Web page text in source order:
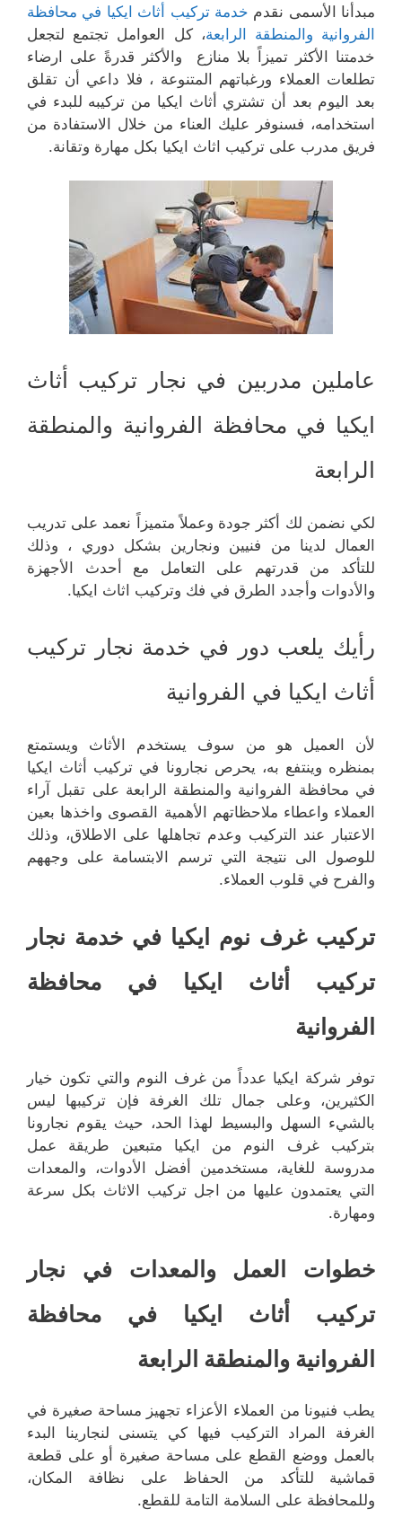
مبدأنا الأسمى نقدم خدمة تركيب أثاث ايكيا في محافظة
الفروانية والمنطقة الرابعة، كل العوامل تجتمع لتجعل
خدمتنا الأكثر تميزاً بلا منازع والأكثر قدرةً على ارضاء
تطلعات العملاء ورغباتهم المتنوعة ، فلا داعي أن تقلق
بعد اليوم بعد أن تشتري أثاث ايكيا من تركيبه للبدء في
استخدامه، فسنوفر عليك العناء من خلال الاستفادة من
فريق مدرب على تركيب اثاث ايكيا بكل مهارة وتقانة.
عاملين مدربين في نجار تركيب أثاث
ايكيا في محافظة الفروانية والمنطقة
الرابعة
لكي نضمن لك أكثر جودة وعملاً متميزاً نعمد على تدريب
العمال لدينا من فنيين ونجارين بشكل دوري ، وذلك
للتأكد من قدرتهم على التعامل مع أحدث الأجهزة
والأدوات وأجدد الطرق في فك وتركيب اثاث ايكيا.
رأيك يلعب دور في خدمة نجار تركيب
أثاث ايكيا في الفروانية
لأن العميل هو من سوف يستخدم الأثاث ويستمتع
بمنظره وينتفع به، يحرص نجارونا في تركيب أثاث ايكيا
في محافظة الفروانية والمنطقة الرابعة على تقبل آراء
العملاء واعطاء ملاحظاتهم الأهمية القصوى واخذها بعين
الاعتبار عند التركيب وعدم تجاهلها على الاطلاق، وذلك
للوصول الى نتيجة التي ترسم الابتسامة على وجههم
والفرح في قلوب العملاء.
تركيب غرف نوم ايكيا في خدمة نجار
تركيب أثاث ايكيا في محافظة
الفروانية
توفر شركة ايكيا عدداً من غرف النوم والتي تكون خيار
الكثيرين، وعلى جمال تلك الغرفة فإن تركيبها ليس
بالشيء السهل والبسيط لهذا الحد، حيث يقوم نجارونا
بتركيب غرف النوم من ايكيا متبعين طريقة عمل
مدروسة للغاية، مستخدمين أفضل الأدوات، والمعدات
التي يعتمدون عليها من اجل تركيب الاثاث بكل سرعة
ومهارة.
خطوات العمل والمعدات في نجار
تركيب أثاث ايكيا في محافظة
الفروانية والمنطقة الرابعة
يطب فنيونا من العملاء الأعزاء تجهيز مساحة صغيرة في
الغرفة المراد التركيب فيها كي يتسنى لنجارينا البدء
بالعمل ووضع القطع على مساحة صغيرة أو على قطعة
قماشية للتأكد من الحفاظ على نظافة المكان،
وللمحافظة على السلامة التامة للقطع.